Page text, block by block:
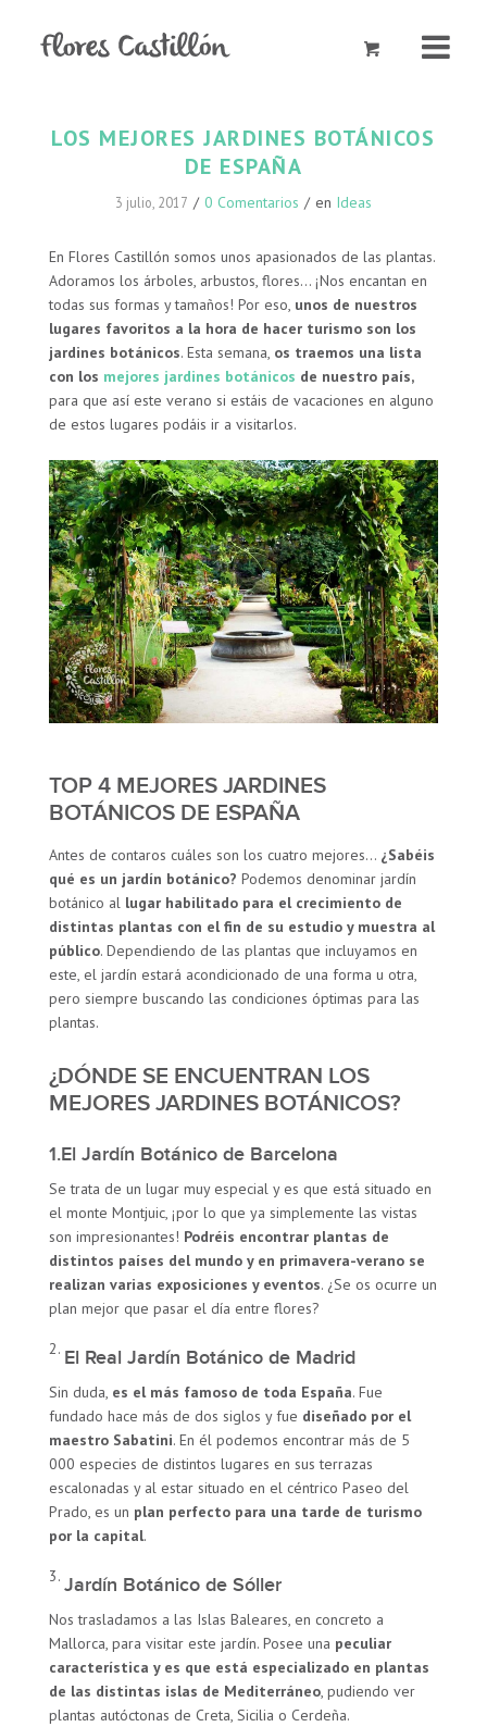
LOS MEJORES JARDINES BOTÁNICOS
DE ESPAÑA
3 julio, 2017 / 0 Comentarios / en Ideas
En Flores Castillón somos unos apasionados de las plantas.
Adoramos los árboles, arbustos, flores… ¡Nos encantan en
todas sus formas y tamaños! Por eso, unos de nuestros
lugares favoritos a la hora de hacer turismo son los
jardines botánicos. Esta semana, os traemos una lista
con los mejores jardines botánicos de nuestro país,
para que así este verano si estáis de vacaciones en alguno
de estos lugares podáis ir a visitarlos.
TOP 4 MEJORES JARDINES
BOTÁNICOS DE ESPAÑA
Antes de contaros cuáles son los cuatro mejores… ¿Sabéis
qué es un jardín botánico? Podemos denominar jardín
botánico al lugar habilitado para el crecimiento de
distintas plantas con el fin de su estudio y muestra al
público. Dependiendo de las plantas que incluyamos en
este, el jardín estará acondicionado de una forma u otra,
pero siempre buscando las condiciones óptimas para las
plantas.
¿DÓNDE SE ENCUENTRAN LOS
MEJORES JARDINES BOTÁNICOS?
1.El Jardín Botánico de Barcelona
Se trata de un lugar muy especial y es que está situado en
el monte Montjuic, ¡por lo que ya simplemente las vistas
son impresionantes! Podréis encontrar plantas de
distintos países del mundo y en primavera-verano se
realizan varias exposiciones y eventos. ¿Se os ocurre un
plan mejor que pasar el día entre flores?
El Real Jardín Botánico de Madrid
Sin duda, es el más famoso de toda España. Fue
fundado hace más de dos siglos y fue diseñado por el
maestro Sabatini. En él podemos encontrar más de 5
000 especies de distintos lugares en sus terrazas
escalonadas y al estar situado en el céntrico Paseo del
Prado, es un plan perfecto para una tarde de turismo
por la capital.
Jardín Botánico de Sóller
Nos trasladamos a las Islas Baleares, en concreto a
Mallorca, para visitar este jardín. Posee una peculiar
característica y es que está especializado en plantas
de las distintas islas de Mediterráneo, pudiendo ver
plantas autóctonas de Creta, Sicilia o Cerdeña.